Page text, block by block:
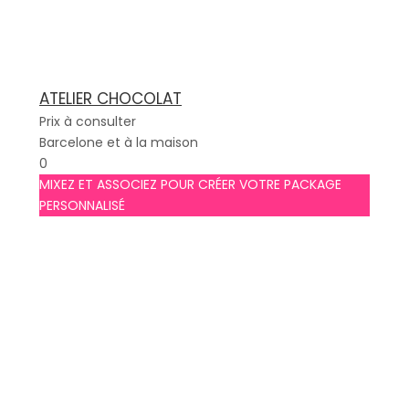
ATELIER CHOCOLAT
Prix à consulter
Barcelone et à la maison
0
MIXEZ ET ASSOCIEZ POUR CRÉER VOTRE PACKAGE
PERSONNALISÉ